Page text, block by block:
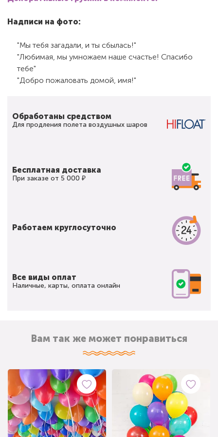
Надписи на фото:
"Мы тебя загадали, и ты сбылась!"
"Любимая, мы умножаем наше счастье! Спасибо
тебе"
"Добро пожаловать домой, имя!"
Обработаны средством
Для продления полета воздушных шаров
Бесплатная доставка
При заказе от 5 000 ₽
Работаем круглосуточно
Все виды оплат
Наличные, карты, оплата онлайн
Вам так же может понравиться